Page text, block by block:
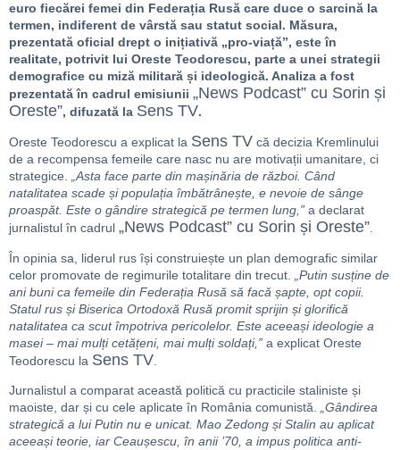
euro fiecărei femei din Federația Rusă care duce o sarcină la
termen, indiferent de vârstă sau statut social. Măsura,
prezentată oficial drept o inițiativă „pro-viață”, este în
realitate, potrivit lui Oreste Teodorescu, parte a unei strategii
demografice cu miză militară și ideologică. Analiza a fost
prezentată în cadrul emisiunii „News Podcast” cu Sorin și
Oreste”, difuzată la Sens TV.
Oreste Teodorescu a explicat la Sens TV că decizia Kremlinului
de a recompensa femeile care nasc nu are motivații umanitare, ci
strategice. „Asta face parte din mașinăria de război. Când
natalitatea scade și populația îmbătrânește, e nevoie de sânge
proaspăt. Este o gândire strategică pe termen lung,” a declarat
jurnalistul în cadrul „News Podcast” cu Sorin și Oreste”.
În opinia sa, liderul rus își construiește un plan demografic similar
celor promovate de regimurile totalitare din trecut.
„Putin susține de
ani buni ca femeile din Federația Rusă să facă șapte, opt copii.
Statul rus și Biserica Ortodoxă Rusă promit sprijin și glorifică
natalitatea ca scut împotriva pericolelor. Este aceeași ideologie a
masei – mai mulți cetățeni, mai mulți soldați,” a explicat Oreste
Teodorescu la Sens TV
Jurnalistul a comparat această politică cu practicile staliniste și
maoiste, dar și cu cele aplicate în România comunistă.
„Gândirea
strategică a lui Putin nu e unicat. Mao Zedong și Stalin au aplicat
aceeași teorie, iar Ceaușescu, în anii ’70, a impus politica anti-